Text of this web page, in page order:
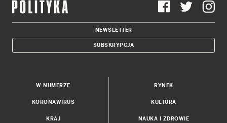
NEWSLETTER
SUBSKRYPCJA
W NUMERZE
KORONAWIRUS
KRAJ
RYNEK
KULTURA
NAUKA I ZDROWIE